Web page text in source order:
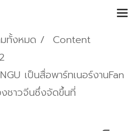
ทั้งหมด
Content
เป็นสื่อพาร์ทเนอร์งานFan
ชาวจีนซึ่งจัดขึ้นที่